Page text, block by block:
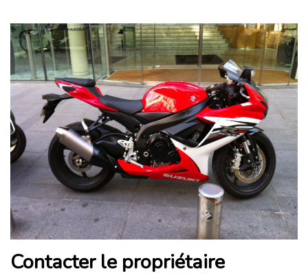
Contacter le propriétaire